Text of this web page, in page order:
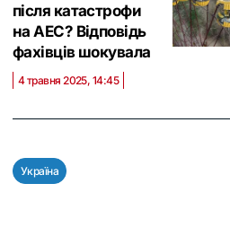
після катастрофи
на АЕС? Відповідь
фахівців шокувала
4 травня 2025, 14:45
Україна